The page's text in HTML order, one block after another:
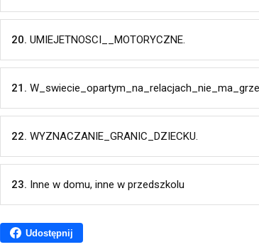
20. UMIEJETNOSCI__MOTORYCZNE.
21.
22. WYZNACZANIE_GRANIC_DZIECKU.
23. Inne w domu, inne w przedszkolu
Udostępnij